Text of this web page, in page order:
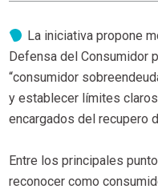
La iniciativa propone
Defensa del Consumidor
“consumidor
y establecer límites
encargados del recupero
Entre los principales
reconocer como